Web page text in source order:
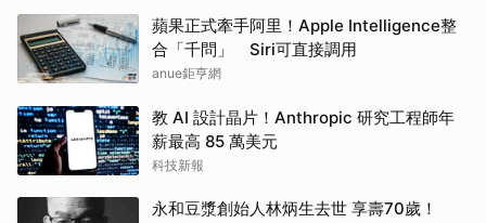
蘋果正式牽手阿里！Apple Intelligence整
合「千問」 Siri可直接調用
anue鉅亨網
教 AI 設計晶片！Anthropic 研究工程師年
薪最高 85 萬美元
科技新報
永和豆漿創始人林炳生去世 享壽70歲！